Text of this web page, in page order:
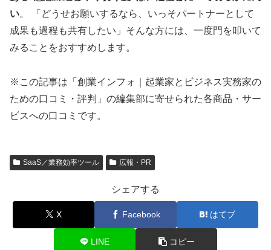
い。 「どうせお願いするなら、いっそパートナーとして
成果も過程も共有したい」そんな方には、一度門を叩いて
みることをおすすめします。
※この記事は「創業インフォ｜起業家とビジネス実務家の
ための口コミ・評判」の編集部に寄せられた各商品・サー
ビスへの口コミです。
SaaS／業務効率ツール 広報・PR
シェアする
X Facebook はてブ
LINE コピー